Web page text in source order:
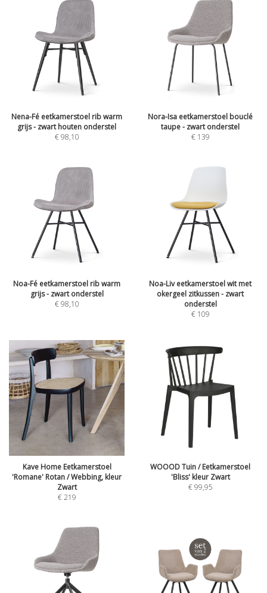
Nena-Fé eetkamerstoel rib warm
grijs - zwart houten onderstel
€98,10
Nora-Isa eetkamerstoel bouclé
taupe - zwart onderstel
€ 139
Noa-Fé eetkamerstoel rib warm
grijs - zwart onderstel
€98,10
Noa-Liv eetkamerstoel wit met
okergeel zitkussen - zwart
onderstel
€ 109
Kave Home Eetkamerstoel
'Romane' Rotan / Webbing, kleur
Zwart
€219
WOOOD Tuin / Eetkamerstoel
'Bliss' kleur Zwart
€99,95